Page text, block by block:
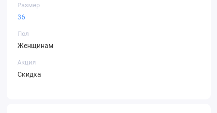
Размер
36
Пол
Женщинам
Акция
Скидка